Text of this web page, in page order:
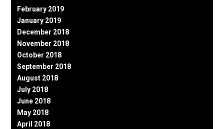
February 2019
January 2019
December 2018
November 2018
October 2018
September 2018
August 2018
July 2018
June 2018
May 2018
April 2018